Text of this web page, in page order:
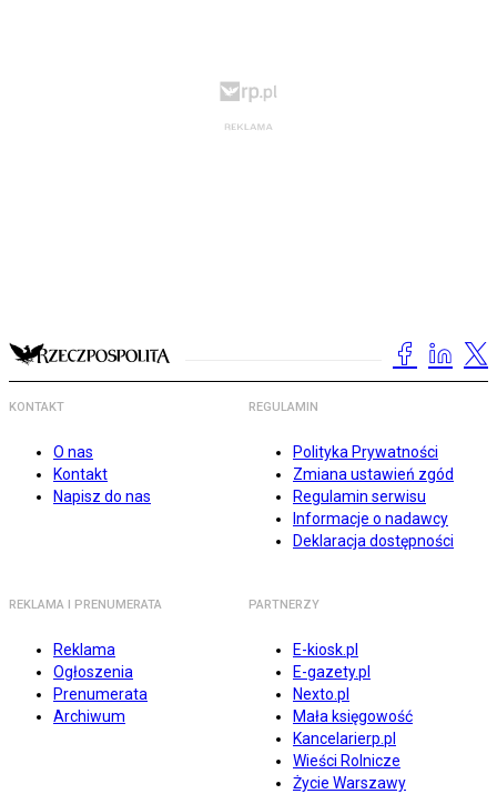
KONTAKT
O nas
Kontakt
Napisz do nas
REGULAMIN
Polityka Prywatności
Zmiana ustawień zgód
Regulamin serwisu
Informacje o nadawcy
Deklaracja dostępności
REKLAMA I PRENUMERATA
Reklama
Ogłoszenia
Prenumerata
Archiwum
PARTNERZY
E-kiosk.pl
E-gazety.pl
Nexto.pl
Mała księgowość
Kancelarierp.pl
Wieści Rolnicze
Życie Warszawy